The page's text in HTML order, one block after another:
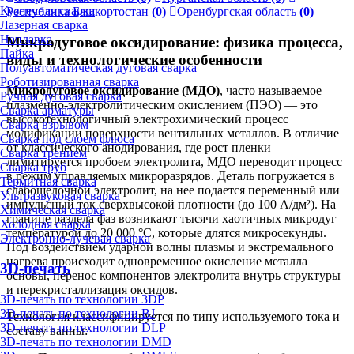
Кузнечная сварка
Лазерная сварка
Наплавка
Пайка
Полуавтоматическая дуговая сварка
Роботизированная сварка
Ручная дуговая сварка
Сварка арматуры
Сварка взрывом
Сварка под слоем флюса
Сварка трением
Сварка труб
Термитная сварка
Ультразвуковая сварка
Химическая сварка
Холодная сварка
Электронно-лучевая сварка
3D-печать
3D-печать по технологии 3DP
3D-печать по технологии BJ
3D-печать по технологии DLP
3D-печать по технологии DMD
Республика Башкортостан (0) Оренбургская область (0)
Микродуговое оксидирование: физика процесса,
виды и технологические особенности
Микродуговое оксидирование (МДО), часто называемое
плазменно-электролитическим окислением (ПЭО) — это
высокотехнологичный электрохимический процесс
модификации поверхности вентильных металлов. В отличие
от классического анодирования, где рост пленки
лимитируется пробоем электролита, МДО переводит процесс
в режим управляемых микроразрядов. Деталь погружается в
слабощелочной электролит, на нее подается переменный или
импульсный ток сверхвысокой плотности (до 100 А/дм²). На
границе раздела фаз возникают тысячи хаотичных микродуг
температурой до 20 000 °C, которые длятся микросекунды.
Под воздействием ударной волны плазмы и экстремального
нагрева происходит одновременное окисление металла
основы, перенос компонентов электролита внутрь структуры
и перекристаллизация оксидов.
Технология классифицируется по типу используемого тока и
составу ванны: